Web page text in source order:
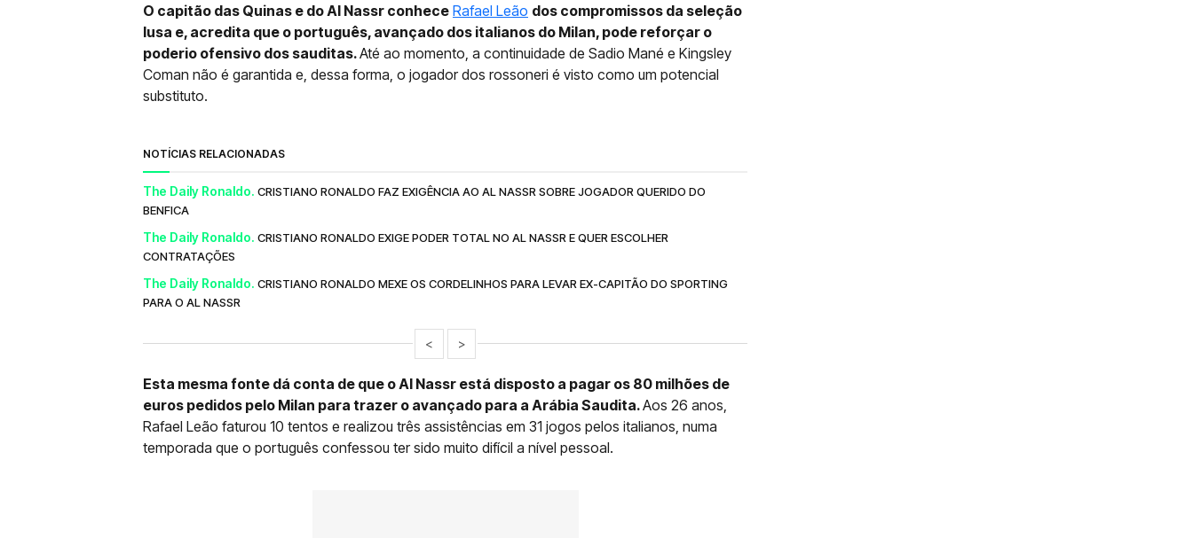
O capitão das Quinas e do Al Nassr conhece Rafael Leão dos compromissos da seleção
lusa e, acredita que o português, avançado dos italianos do Milan, pode reforçar o
poderio ofensivo dos sauditas.Até ao momento, a continuidade de Sadio Mané e Kingsley
Coman não é garantida e, dessa forma, o jogador dos rossoneri é visto como um potencial
substituto.
NOTÍCIAS RELACIONADAS
The Daily Ronaldo. CRISTIANO RONALDO FAZ EXIGÊNCIA AO AL NASSR SOBRE JOGADOR QUERIDO DO
BENFICA
The Daily Ronaldo. CRISTIANO RONALDO EXIGE PODER TOTAL NO AL NASSR E QUER ESCOLHER
CONTRATAÇÕES
The Daily Ronaldo. CRISTIANO RONALDO MEXE OS CORDELINHOS PARA LEVAR EX-CAPITÃO DO SPORTING
PARA O AL NASSR
< >
Esta mesma fonte dá conta de que o Al Nassr está disposto a pagar os 80 milhões de
euros pedidos pelo Milan para trazer o avançado para a Arábia Saudita.Aos 26 anos,
Rafael Leão faturou 10 tentos e realizou três assistências em 31 jogos pelos italianos, numa
temporada que o português confessou ter sido muito difícil a nível pessoal.